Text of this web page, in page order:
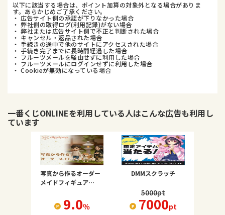
以下に該当する場合は、ポイント加算の対象外となる場合がありま
す。あらかじめご了承ください。
・ 広告サイト側の承認が下りなかった場合
・ 弊社側の取得ログ(利用記録)がない場合
・ 弊社または広告サイト側で不正と判断された場合
・ キャンセル・返品された場合
・ 手続きの途中で他のサイトにアクセスされた場合
・ 手続き完了までに長時間経過した場合
・ フルーツメールを経由せずに利用した場合
・ フルーツメールにログインせずに利用した場合
・ Cookieが無効になっている場合
一番くじONLINEを利用している人はこんな広告も利用し
ています
写真から作るオーダー
メイドフィギュア
9.0％
DMMスクラッチ
5000pt
7000pt